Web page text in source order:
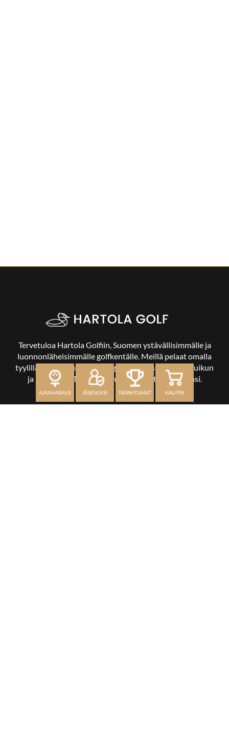
Tervetuloa Hartola Golfiin, Suomen ystävällisimmälle ja
luonnonläheisimmälle golfkentälle. Meillä pelaat omalla
tyylilläsi ja tasollasi – ja bongaat halutessasi vaikka uikun
ja kuikankin. Tärkeintä on, että nautit vierailustasi.